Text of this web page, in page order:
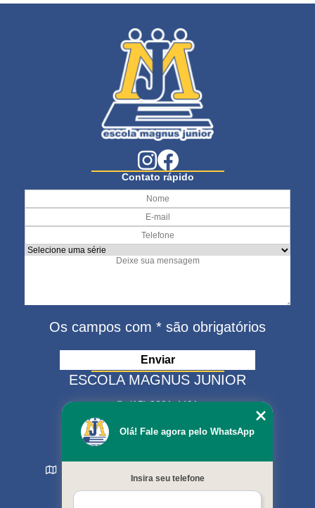
Contato rápido
Os campos com * são obrigatórios
ESCOLA MAGNUS JUNIOR
(15) 3321-4401
(15) 99630-9333
matriculas@escolamagnus.com.br
Sorocaba - SP - CEP: 18044-130
MENU
Olá! Fale agora pelo WhatsApp
Insira seu telefone